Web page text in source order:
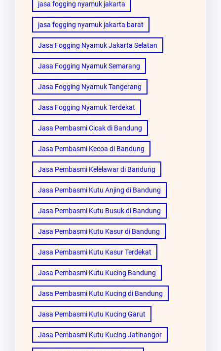
jasa fogging nyamuk jakarta
jasa fogging nyamuk jakarta barat
Jasa Fogging Nyamuk Jakarta Selatan
Jasa Fogging Nyamuk Semarang
Jasa Fogging Nyamuk Tangerang
Jasa Fogging Nyamuk Terdekat
Jasa Pembasmi Cicak di Bandung
Jasa Pembasmi Kecoa di Bandung
Jasa Pembasmi Kelelawar di Bandung
Jasa Pembasmi Kutu Anjing di Bandung
Jasa Pembasmi Kutu Busuk di Bandung
Jasa Pembasmi Kutu Kasur di Bandung
Jasa Pembasmi Kutu Kasur Terdekat
Jasa Pembasmi Kutu Kucing Bandung
Jasa Pembasmi Kutu Kucing di Bandung
Jasa Pembasmi Kutu Kucing Garut
Jasa Pembasmi Kutu Kucing Jatinangor